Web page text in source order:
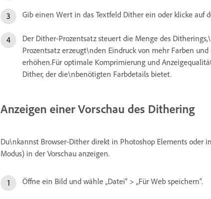
Gib einen Wert in das Textfeld Dither ein oder klicke auf
Der Dither-Prozentsatz steuert die Menge des
Prozentsatz erzeugt\nden Eindruck von mehr Farben
erhöhen.Für optimale Komprimierung und
Dither, der die\nbenötigten Farbdetails bietet.
Anzeigen einer Vorschau des Dithering
Du\nkannst Browser-Dither direkt in Photoshop Elements
Modus) in der Vorschau anzeigen.
Öffne ein Bild und wähle „Datei“ > „Für Web speichern“.